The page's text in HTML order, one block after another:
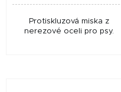
Protiskluzová miska z
nerezové oceli pro psy.